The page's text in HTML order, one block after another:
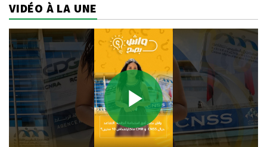
VIDÉO À LA UNE
Play